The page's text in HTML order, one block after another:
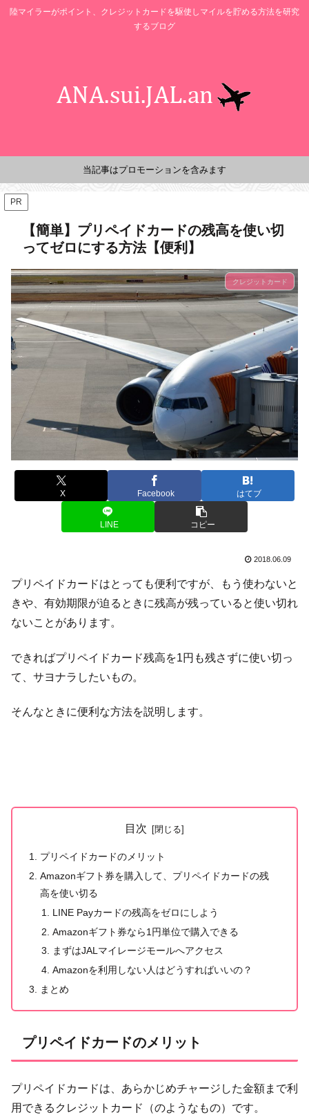
陸マイラーがポイント、クレジットカードを駆使しマイルを貯める方法を研究
するブログ
当記事はプロモーションを含みます
PR
【簡単】プリペイドカードの残高を使い切
ってゼロにする方法【便利】
クレジットカード
X Facebook はてブ
LINE コピー
2018.06.09
プリペイドカードはとっても便利ですが、もう使わないと
きや、有効期限が迫るときに残高が残っていると使い切れ
ないことがあります。
できればプリペイドカード残高を1円も残さずに使い切っ
て、サヨナラしたいもの。
そんなときに便利な方法を説明します。
目次
プリペイドカードのメリット
Amazonギフト券を購入して、プリペイドカードの残
高を使い切る
LINE Payカードの残高をゼロにしよう
Amazonギフト券なら1円単位で購入できる
まずはJALマイレージモールへアクセス
Amazonを利用しない人はどうすればいいの？
まとめ
プリペイドカードのメリット
プリペイドカードは、あらかじめチャージした金額まで利
用できるクレジットカード（のようなもの）です。